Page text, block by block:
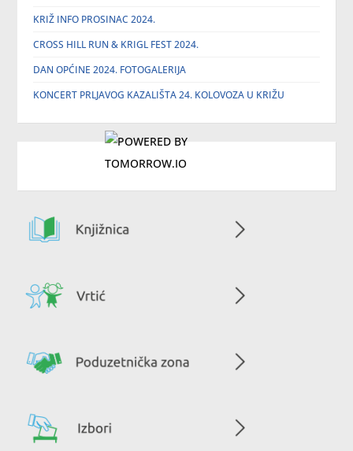
KRIŽ INFO PROSINAC 2024.
CROSS HILL RUN & KRIGL FEST 2024.
DAN OPĆINE 2024. FOTOGALERIJA
KONCERT PRLJAVOG KAZALIŠTA 24. KOLOVOZA U KRIŽU